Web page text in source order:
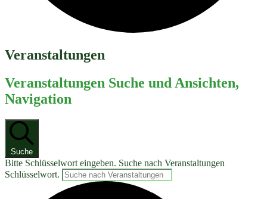
Veranstaltungen
Veranstaltungen Suche und Ansichten,
Navigation
Suche
Bitte Schlüsselwort eingeben. Suche nach Veranstaltungen
Schlüsselwort.